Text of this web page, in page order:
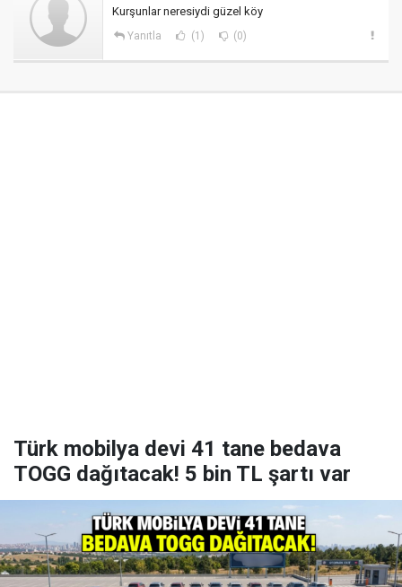
Kurşunlar neresiydi güzel köy
Yanıtla (1) (0)
Türk mobilya devi 41 tane bedava
TOGG dağıtacak! 5 bin TL şartı var